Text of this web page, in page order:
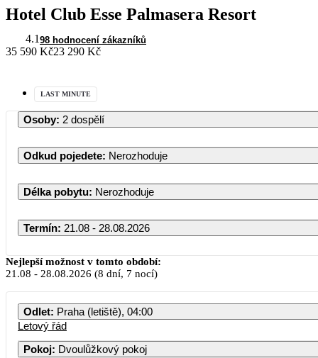
Hotel Club Esse Palmasera Resort
4.1 98 hodnocení zákazníků
35 590 Kč23 290 Kč
LAST MINUTE
Osoby: 2 dospělí
Odkud pojedete: Nerozhoduje
Délka pobytu: Nerozhoduje
Termín: 21.08 - 28.08.2026
Nejlepší možnost v tomto období:
21.08 - 28.08.2026 (8 dní, 7 nocí)
Odlet: Praha (letiště), 04:00
Letový řád
Pokoj: Dvoulůžkový pokoj